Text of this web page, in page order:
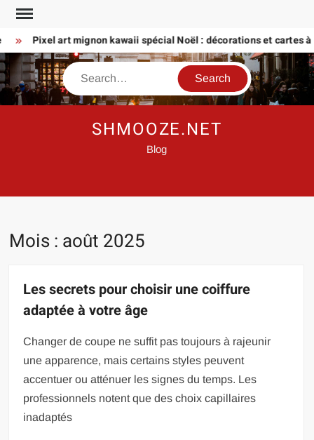
Skip
content
Pixel art mignon kawaii spécial Noël : décorations et cartes à
Search
SHMOOZE.NET
Blog
Mois : août 2025
Les secrets pour choisir une coiffure
adaptée à votre âge
Changer de coupe ne suffit pas toujours à rajeunir
une apparence, mais certains styles peuvent
accentuer ou atténuer les signes du temps. Les
professionnels notent que des choix capillaires
inadaptés